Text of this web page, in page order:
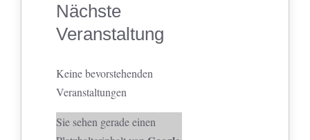
Nächste
Veranstaltung
Keine bevorstehenden
Veranstaltungen
Sie sehen gerade einen